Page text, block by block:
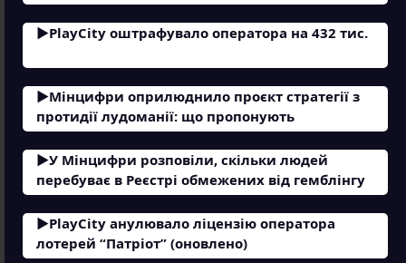
PlayCity оштрафувало оператора на 432 тис.
Мінцифри оприлюднило проєкт стратегії з
протидії лудоманії: що пропонують
У Мінцифри розповіли, скільки людей
перебуває в Реєстрі обмежених від гемблінгу
PlayCity анулювало ліцензію оператора
лотерей “Патріот” (оновлено)